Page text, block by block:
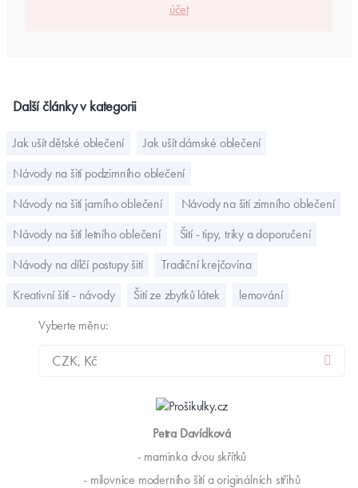
účet
Další články v kategorii
Jak ušít dětské oblečení
Jak ušít dámské oblečení
Návody na šití podzimního oblečení
Návody na šití jarního oblečení
Návody na šití zimního oblečení
Návody na šití letního oblečení
Šití - tipy, triky a doporučení
Návody na dílčí postupy šití
Tradiční krejčovina
Kreativní šití - návody
Šití ze zbytků látek
lemování
Vyberte měnu:
Petra Davídková
- maminka dvou skřítků
- milovnice moderního šití a originálních střihů